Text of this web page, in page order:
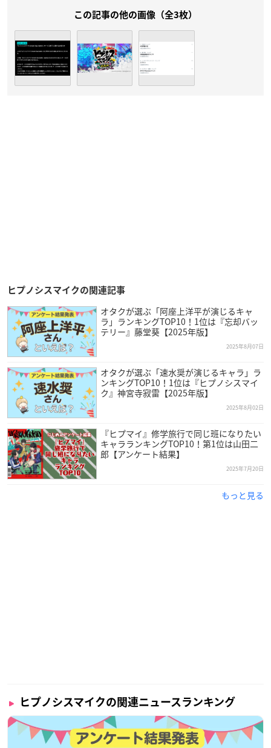
この記事の他の画像（全3枚）
ヒプノシスマイクの関連記事
オタクが選ぶ「阿座上洋平が演じるキャ
ラ」ランキングTOP10！1位は『忘却バッ
テリー』藤堂葵【2025年版】
2025年8月07日
オタクが選ぶ「速水奨が演じるキャラ」ラ
ンキングTOP10！1位は『ヒプノシスマイ
ク』神宮寺寂雷【2025年版】
2025年8月02日
『ヒプマイ』修学旅行で同じ班になりたい
キャラランキングTOP10！第1位は山田二
郎【アンケート結果】
2025年7月20日
もっと見る
ヒプノシスマイクの関連ニュースランキング